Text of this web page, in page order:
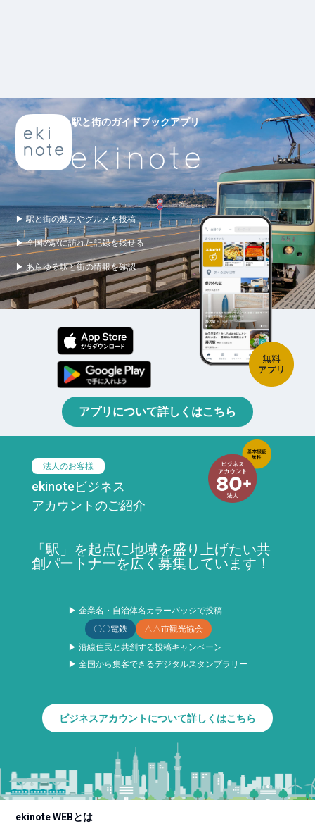
駅と街のガイドブックアプリ
▶ 駅と街の魅力やグルメを投稿
▶ 全国の駅に訪れた記録を残せる
▶ あらゆる駅と街の情報を確認
アプリについて詳しくはこちら
法人のお客様
ekinoteビジネス
アカウントのご紹介
「駅」を起点に地域を盛り上げたい共
創パートナーを広く募集しています！
▶ 企業名・自治体名カラーバッジで投稿
〇〇電鉄
△△市観光協会
▶ 沿線住民と共創する投稿キャンペーン
▶ 全国から集客できるデジタルスタンプラリー
ビジネスアカウントについて詳しくはこちら
ekinote WEBとは